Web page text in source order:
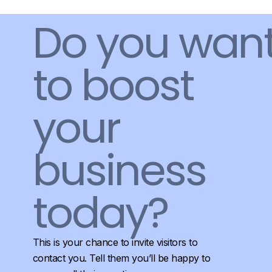
Do you
to boost
your
business
today?
This is your chance to invite visitors to
contact you. Tell them you’ll be happy to